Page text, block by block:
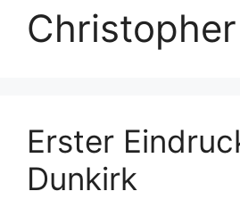
Erster
Dunkirk